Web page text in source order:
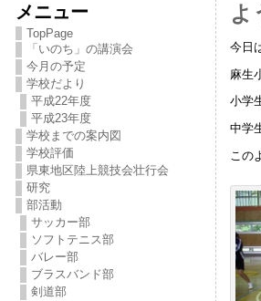
メニュー
TopPage
「いのち」の講演会
今月の予定
学校だより
平成22年度
平成23年度
学校までの案内図
学校評価
県東地区陸上競技会壮行会
研究
部活動
サッカー部
ソフトテニス部
バレー部
ブラスバンド部
剣道部
よ
今日
麻生
小学
中学
この